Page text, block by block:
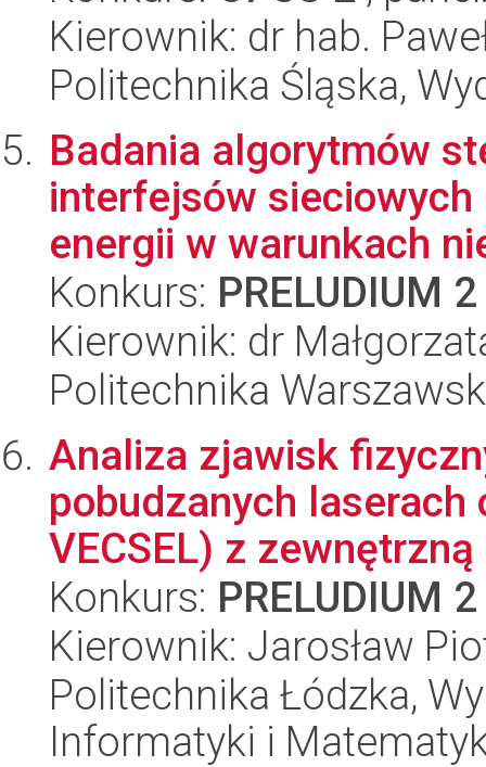
Kierownik: dr hab.
Politechnika Śląska,
Badania algorytmów
interfejsów sieciowych
energii w warunkach
Konkurs: PRELUDIUM 2
Kierownik: dr
Politechnika
Analiza zjawisk
pobudzanych
VECSEL) z
Konkurs: PRELUDIUM 2
Kierownik: Jarosław
Politechnika Łódzka,
Informatyki i